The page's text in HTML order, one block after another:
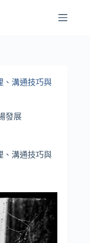
、溝通技巧與
發展
、溝通技巧與